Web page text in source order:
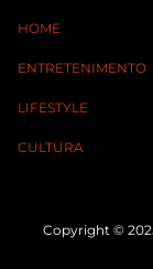
HOME
ENTRETENIMENTO
LIFESTYLE
CULTURA
Copyright ©